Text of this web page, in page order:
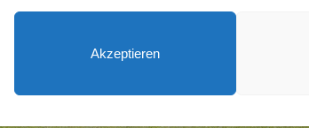
Akzeptieren